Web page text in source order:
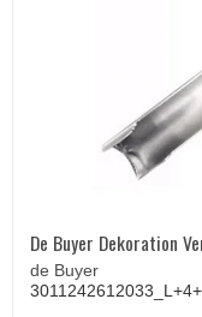
De Buyer Dekoration
de Buyer